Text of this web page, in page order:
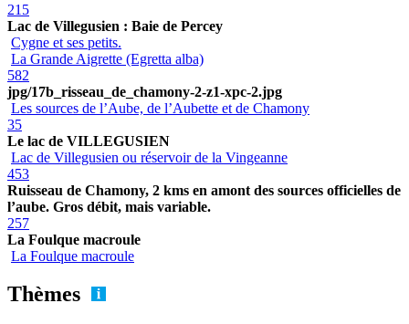
215
Lac de Villegusien : Baie de Percey
Cygne et ses petits.
La Grande Aigrette (Egretta alba)
582
jpg/17b_risseau_de_chamony-2-z1-xpc-2.jpg
Les sources de l’Aube, de l’Aubette et de Chamony
35
Le lac de VILLEGUSIEN
Lac de Villegusien ou réservoir de la Vingeanne
453
Ruisseau de Chamony, 2 kms en amont des sources officielles de
l’aube. Gros débit, mais variable.
257
La Foulque macroule
La Foulque macroule
Thèmes